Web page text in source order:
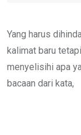
Yang harus
kalimat baru
menyelisihi apa
bacaan dari kata,